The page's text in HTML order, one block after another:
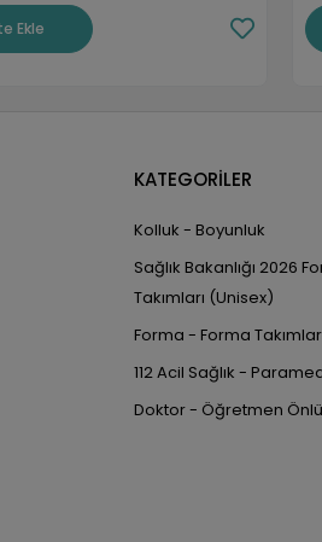
Ekle
KATEGORİLER
Kolluk - Boyunluk
Sağlık Bakanlığı 2026
Takımları (Unisex)
Forma - Forma
112 Acil Sağlık -
Doktor - Öğretmen